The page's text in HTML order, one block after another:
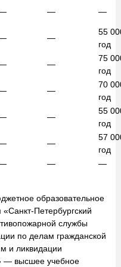
— —
—
55
год
—
75
год
—
70
год
—
55
год
—
57
год
— —
образовательное
Петербургский
службы
по делам гражданской
и ликвидации
— высшее учебное